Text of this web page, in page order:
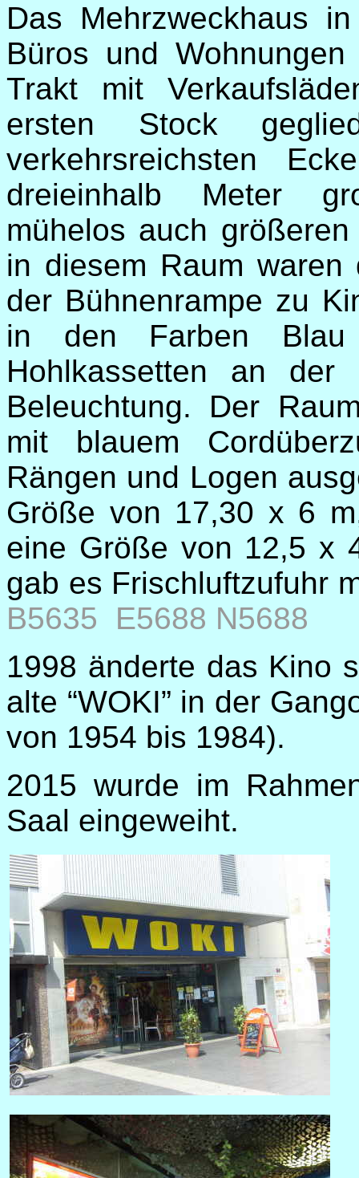
Das Mehrzweckhaus
Büros und
Trakt mit
ersten Stock
verkehrsreichsten
dreieinhalb Meter
mühelos auch
in diesem Raum
der Bühnenrampe zu
in den Farben
Hohlkassetten an der
Beleuchtung. Der
mit blauem
Rängen und Logen
Größe von 17,30 x 6
eine Größe von 12,5 x
gab es Frischluftzufuhr
B5635 E5688 N5688
1998 änderte das Kino
alte “WOKI” in der
von 1954 bis 1984).
2015 wurde im
Saal eingeweiht.